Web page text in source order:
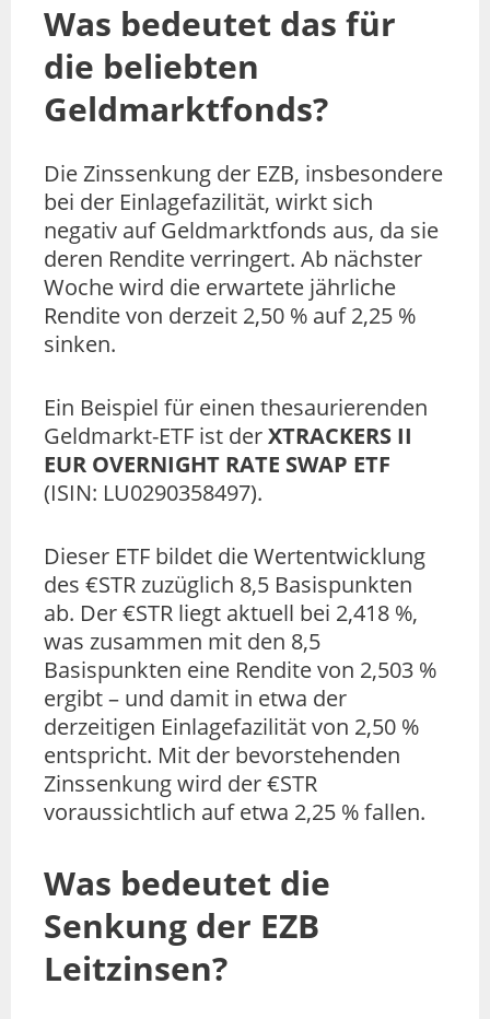
Was bedeutet das für
die beliebten
Geldmarktfonds?
Die Zinssenkung der EZB, insbesondere
bei der Einlagefazilität, wirkt sich
negativ auf Geldmarktfonds aus, da sie
deren Rendite verringert. Ab nächster
Woche wird die erwartete jährliche
Rendite von derzeit 2,50 % auf 2,25 %
sinken.
Ein Beispiel für einen thesaurierenden
Geldmarkt-ETF ist derXTRACKERS II
EUR OVERNIGHT RATE SWAP ETF
(ISIN: LU0290358497).
Dieser ETF bildet die Wertentwicklung
des €STR zuzüglich 8,5 Basispunkten
ab. Der €STR liegt aktuell bei 2,418 %,
was zusammen mit den 8,5
Basispunkten eine Rendite von 2,503 %
ergibt – und damit in etwa der
derzeitigen Einlagefazilität von 2,50 %
entspricht. Mit der bevorstehenden
Zinssenkung wird der €STR
voraussichtlich auf etwa 2,25 % fallen.
Was bedeutet die
Senkung der EZB
Leitzinsen?